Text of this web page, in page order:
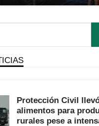
Protección Civil
alimentos para
rurales pese a